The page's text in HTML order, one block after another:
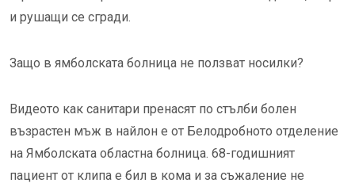
и рушащи се сгради.
Защо в ямболската болница не ползват носилки?
Видеото как санитари пренасят по стълби болен
възрастен мъж в найлон е от Белодробното отделение
на Ямболската областна болница. 68-годишният
пациент от клипа е бил в кома и за съжаление не